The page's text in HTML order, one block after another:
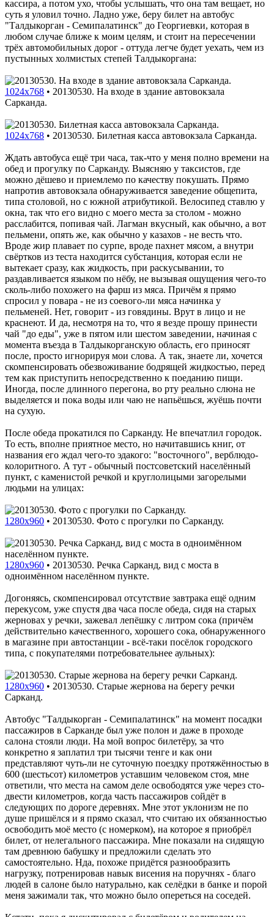
кассира, а потом ухо, чтобы услышать, что она там вещает, но
суть я уловил точно. Ладно уже, беру билет на автобус
"Талдыкорган - Семипалатинск" до Георгиевки, которая в
любом случае ближе к моим целям, и стоит на пересечении
трёх автомобильных дорог - оттуда легче будет уехать, чем из
пустынных холмистых степей Талдыкоргана:
1024x768 • 20130530. На входе в здание автовокзала
Сарканда.
1024x768 • 20130530. Билетная касса автовокзала Сарканда.
Ждать автобуса ещё три часа, так-что у меня полно времени на
обед и прогулку по Сарканду. Выясняю у таксистов, где
можно дёшево и приемлемо по качеству покушать. Прямо
напротив автовокзала обнаруживается заведение общепита,
типа столовой, но с южной атрибутикой. Велосипед ставлю у
окна, так что его видно с моего места за столом - можно
расслабится, попивая чай. Лагман вкусный, как обычно, а вот
пельмени, опять же, как обычно у казахов - не весть что.
Вроде жир плавает по сурпе, вроде пахнет мясом, а внутри
свёртков из теста находится субстанция, которая если не
вытекает сразу, как жидкость, при раскусывании, то
раздавливается языком по нёбу, не вызывая ощущения чего-то
сколь-либо похожего на фарш из мяса. Причём я прямо
спросил у повара - не из соевого-ли мяса начинка у
пельменей. Нет, говорит - из говядины. Врут в лицо и не
краснеют. И да, несмотря на то, что я везде прошу принести
чай "до еды", уже в пятом или шестом заведении, начиная с
момента въезда в Талдыкорганскую область, его приносят
после, просто игнорируя мои слова. А так, знаете ли, хочется
скомпенсировать обезвоживание бодрящей жидкостью, перед
тем как приступить непосредственно к поеданию пищи.
Иногда, после длинного перегона, во рту реально слюна не
выделяется и пока воды или чаю не напьёшься, жуёшь почти
на сухую.
После обеда прокатился по Сарканду. Не впечатлил городок.
То есть, вполне приятное место, но начитавшись книг, от
названия его ждал чего-то эдакого: "восточного", верблюдо-
колоритного. А тут - обычный постсоветский населённый
пункт, с каменистой речкой и круглолицыми загорелыми
людьми на улицах:
1280x960 • 20130530. Фото с прогулки по Сарканду.
1280x960 • 20130530. Речка Сарканд, вид с моста в
одноимённом населённом пункте.
Догоняясь, скомпенсировал отсутствие завтрака ещё одним
перекусом, уже спустя два часа после обеда, сидя на старых
жерновах у речки, зажевал лепёшку с литром сока (причём
действительно качественного, хорошего сока, обнаруженного
в магазине при автостанции - всё-таки посёлок городского
типа, с покупателями потребовательнее аульных):
1280x960 • 20130530. Старые жернова на берегу речки
Сарканд.
Автобус "Талдыкорган - Семипалатинск" на момент посадки
пассажиров в Сарканде был уже полон и даже в проходе
салона стояли люди. На мой вопрос билетёру, за что
конкретно я заплатил три тысячи тенге и как они
представляют чуть-ли не суточную поездку протяжённостью в
600 (шестьсот) километров уставшим человеком стоя, мне
ответили, что места на самом деле освободятся уже через сто-
двести километров, когда часть пассажиров сойдёт в
следующих по дороге деревнях. Мне этот уклонизм не по
душе пришёлся и я прямо сказал, что считаю их обязанностью
освободить моё место (с номерком), на которое я приобрёл
билет, от нелегального пассажира. Мне показали на сидящую
там древнюю бабушку и предложили сделать это
самостоятельно. Нда, похоже придётся разнообразить
нагрузку, потренировав навык висения на поручнях - благо
людей в салоне было натурально, как селёдки в банке и порой
меня зажимали так, что можно было опереться на соседей.